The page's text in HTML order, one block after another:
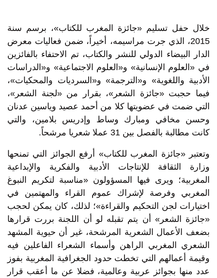
خلال حفل تسليم «جائزة المغرب للكتاب»، برسم سنة
2015، الذي جرت مراسيمه، أخيراً، ضمن فعاليات معرض
الدار البيضاء الدولي للنشر والكتاب، تم الاحتفاء بالفائزين
في «العلوم الإنسانية» و«العلوم الاجتماعية» و«الدراسات
الأدبية واللغوية» و«الترجمة» و«السرديات والمحكيات»،
فيما حجبت «جائزة الشعر»، بقرار من «لجنة الشعر»،
التي ضمت في عضويتها كلا من أحمد عصيد وياسين عدنان
وحسن مخافي ومبارك وساط وإدريس بلامين، والتي
كانت مطالبة بالفصل بين 31 عملا شعريا مرشحاً.
وتعتبر «جائزة المغرب للكتاب» أرفع الجوائز التي تمنحها
وزارة الثقافة للإنتاجات الأدبية والفكرية والإبداعية
المغربية؛ ويرى فيها المسؤولون «مناسبة لتكريم النبوغ
المغربي وفرصة لإشراك عموم القراء والمهتمين في
اختيارات لجن التحكيم والقراءة»؛ لذلك، كان يمكن لحجب
«جائزة الشعر» أن يتم تقبله لو أن اللجنة بررت قرارها
بضعف الأعمال الشعرية المرشحة، غير أن حيوية المشهد
الشعري المغربي الراهن وأسماء الشعراء الفاعلين فيه
وقيمة أعمالهم التي تخطت حدود الجغرافية المغربية بفوز
عدد منها بجوائز عربية وعالمية، فضلا عن ما أعقب قرار